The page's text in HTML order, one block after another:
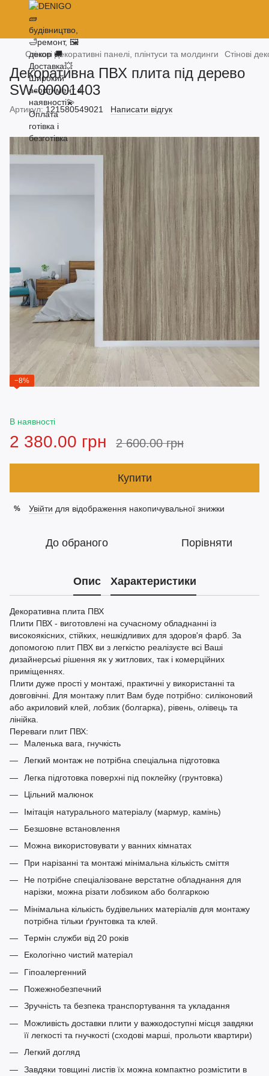
Стінові декоративні панелі, плінтуси та молдинги Стінові
Декоративна ПВХ плита під дерево
SW-00001403
Артикул: 121580549021 Написати відгук
−8%
В наявності
2 380.00 грн 2 600.00 грн
Купити
% Увійти для відображення накопичувальної знижки
До обраного Порівняти
Опис Характеристики
Декоративна плита ПВХ
Плити ПВХ - виготовлені на сучасному обладнанні із
високоякісних, стійких, нешкідливих для здоров'я фарб. За
допомогою плит ПВХ ви з легкістю реалізуєте всі Ваші
дизайнерські рішення як у житлових, так і комерційних
приміщеннях.
Плити дуже прості у монтажі, практичні у використанні та
довговічні. Для монтажу плит Вам буде потрібно: силіконовий
або акриловий клей, лобзик (болгарка), рівень, олівець та
лінійка.
Переваги плит ПВХ:
Маленька вага, гнучкість
Легкий монтаж не потрібна спеціальна підготовка
Легка підготовка поверхні під поклейку (грунтовка)
Цільний малюнок
Імітація натурального матеріалу (мармур, камінь)
Безшовне встановлення
Можна використовувати у ванних кімнатах
При нарізанні та монтажі мінімальна кількість сміття
Не потрібне спеціалізоване верстатне обладнання для
нарізки, можна різати лобзиком або болгаркою
Мінімальна кількість будівельних матеріалів для монтажу
потрібна тільки ґрунтовка та клей.
Термін служби від 20 років
Екологічно чистий матеріал
Гіпоалергенний
Пожежнобезпечний
Зручність та безпека транспортування та укладання
Можливість доставки плити у важкодоступні місця завдяки
її легкості та гнучкості (сходові марші, прольоти квартири)
Легкий догляд
Завдяки товщині листів їх можна компактно розмістити в